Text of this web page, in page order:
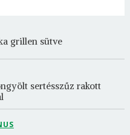
grillen sütve
sertésszűz rakott